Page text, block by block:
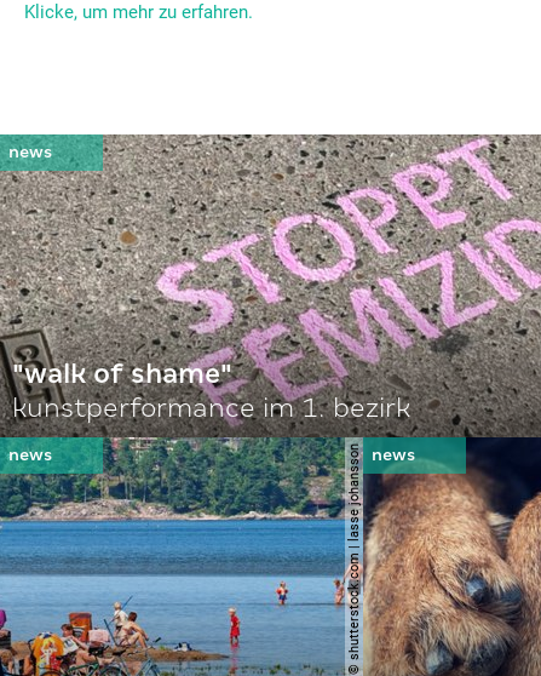
Klicke, um mehr zu erfahren.
"walk of shame"
kunstperformance im 1. bezirk
© shutterstock.com | lasse johansson